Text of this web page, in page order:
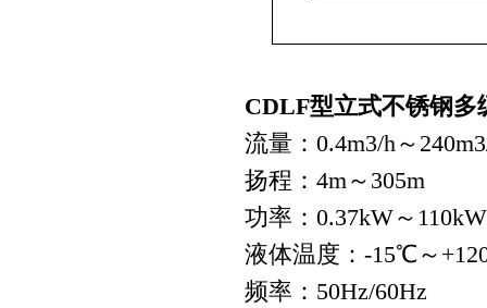
CDLF型立式不锈钢多
流量：0.4m3/h～
扬程：4m～305m
功率：0.37kW～110kW
液体温度：-15℃～
频率：50Hz/60Hz